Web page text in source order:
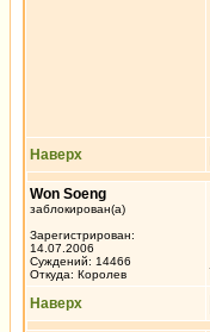
Наверх
Won Soeng
заблокирован(а)
Зарегистрирован:
14.07.2006
Суждений: 14466
Откуда: Королев
Наверх